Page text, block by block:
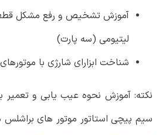
لیتیومی (سه پارت)
شناخت ابزارای شارژی با
نکته: آموزش نحوه عیب یابی و تعمیر
سیم پیچی استاتور موتور های براشلس